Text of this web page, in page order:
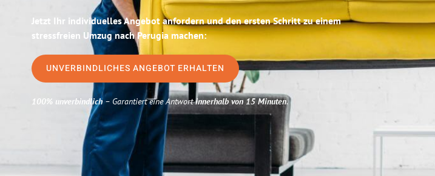
Jetzt Ihr individuelles Angebot anfordern und den ersten Schritt zu einem
stressfreien Umzug nach Perugia machen:
UNVERBINDLICHES ANGEBOT ERHALTEN
100% unverbindlich– Garantiert eine Antwortinnerhalb von 15 Minuten.